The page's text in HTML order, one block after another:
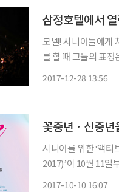
삼정호텔에서
모델! 시니어들에게 차별화
를 할 때 그들의 표
2017-12-28 13:56
꽃중년ㆍ신중년
시니어를 위한 ‘액
2017)’이 10월 11일
2017-10-10 16:07